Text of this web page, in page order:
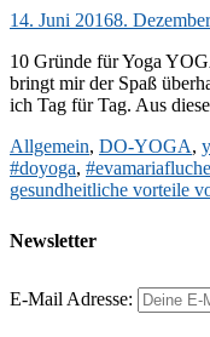
Veröffentlicht
14. Juni 20168.
10 Gründe für Yoga
bringt mir der Spaß
ich Tag für Tag. Aus
Kategorien
Allgemein, DO-YOGA,
#doyoga,
gesundheitliche vorteile
Newsletter
E-Mail Adresse: